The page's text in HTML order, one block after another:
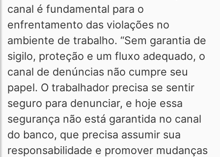
canal é fundamental para o
enfrentamento das violações no
ambiente de trabalho. “Sem garantia de
sigilo, proteção e um fluxo adequado, o
canal de denúncias não cumpre seu
papel. O trabalhador precisa se sentir
seguro para denunciar, e hoje essa
segurança não está garantida no canal
do banco, que precisa assumir sua
responsabilidade e promover mudanças